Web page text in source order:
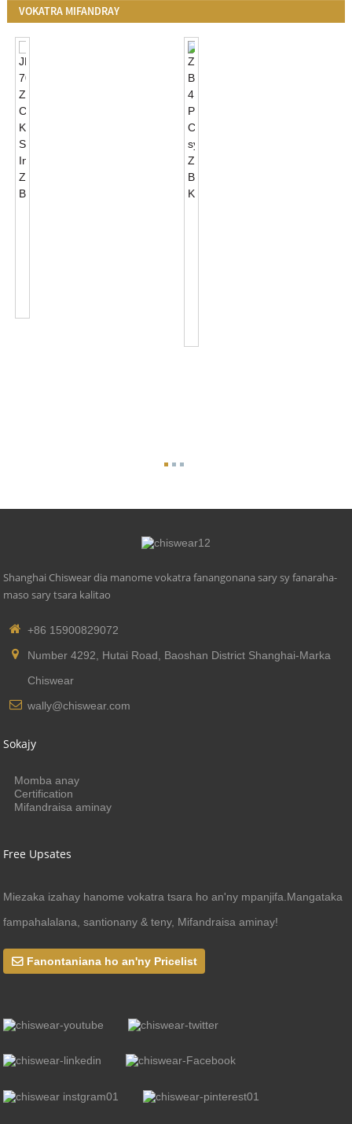
VOKATRA MIFANDRAY
Shanghai Chiswear dia manome vokatra fanangonana sary sy fanaraha-
maso sary tsara kalitao
+86 15900829072
Number 4292, Hutai Road, Baoshan District Shanghai-Marka
Chiswear
wally@chiswear.com
Sokajy
Momba anay
Certification
Mifandraisa aminay
Free Upsates
Miezaka izahay hanome vokatra tsara ho an'ny mpanjifa.Mangataka
fampahalalana, santionany & teny, Mifandraisa aminay!
Fanontaniana ho an'ny Pricelist